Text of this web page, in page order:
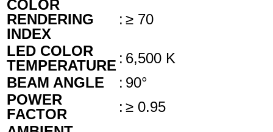
COLOR
RENDERING
INDEX
: ≥ 70
LED COLOR
TEMPERATURE : 6,500 K
BEAM ANGLE
: 90°
POWER
FACTOR
: ≥ 0.95